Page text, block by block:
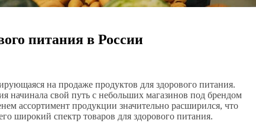
питания в России
на продаже продуктов для здорового питания.
начинала свой путь с небольших магазинов под брендом
ассортимент продукции значительно расширился, что
широкий спектр товаров для здорового питания.